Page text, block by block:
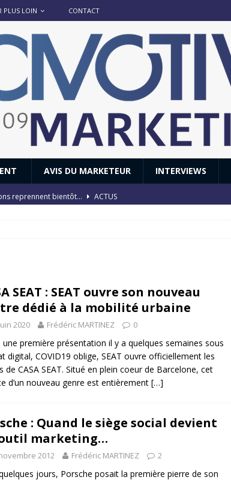
PLUS LOIN CONTACT
AVIS DU MARKETEUR INTERVIEWS
reprennent bientôt…
ACTUS
Honda dévoile un spot publicitaire… confiné! ACTUS
SEAT : SEAT ouvre son nouveau
dédié à la mobilité urbaine
2020 Frédéric MARTINEZ 0
une première présentation il y a quelques semaines sous
digital, COVID19 oblige, SEAT ouvre officiellement les
de CASA SEAT. Situé en plein coeur de Barcelone, cet
d’un nouveau genre est entièrement […]
: Quand le siège social devient
marketing…
2012 Frédéric MARTINEZ 2
jours, Porsche posait la première pierre de son